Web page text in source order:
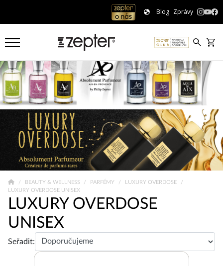
Blog Zprávy
BEAUTY & WELLNESS PARFÉMY
LUXURY OVERDOSE
LUXURY OVERDOSE UNISEX
LUXURY OVERDOSE
UNISEX
Seřadit: